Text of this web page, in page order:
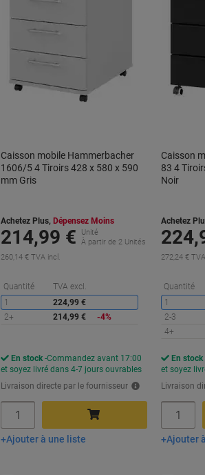
Caisson mobile Hammerbacher
1606/5 4 Tiroirs 428 x 580 x 590
mm Gris
Achetez Plus, Dépensez Moins
214,99 €
Unité
À partir de 2 Unités
260,14 € TVA incl.
Quantité TVA excl.
Économies
1
224,99 €
2+
214,99 € -4%
En stock Commandez avant 17:00
et soyez livré dans 4-7 jours ouvrables
Livraison directe par le fournisseur
Ajouter au panier
Ajouter à une liste
Caisson
83 4
Noir
Achetez
272,24 €
Quantité
1
2-3
4+
En stock
et soyez
Livraison
Ajouter